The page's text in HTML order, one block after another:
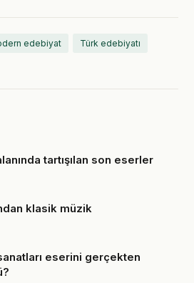
edebiyat Türk edebiyatı
tartışılan son eserler
klasik müzik
eserini gerçekten